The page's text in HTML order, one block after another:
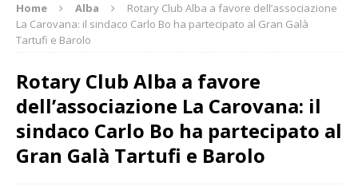
Home Alba
Rotary Club Alba a favore dell’associazione
La Carovana: il sindaco Carlo Bo ha partecipato al Gran Galà
Tartufi e Barolo
Rotary Club Alba a favore
dell’associazione La Carovana: il
sindaco Carlo Bo ha partecipato al
Gran Galà Tartufi e Barolo